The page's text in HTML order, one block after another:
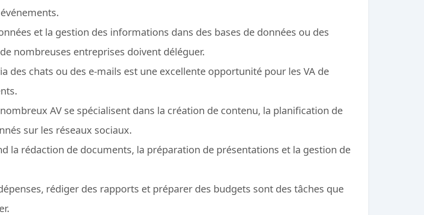
et la gestion des informations dans des bases de données ou des
nombreuses entreprises doivent déléguer.
des chats ou des e-mails est une excellente opportunité pour les VA de
AV se spécialisent dans la création de contenu, la planification de
sur les réseaux sociaux.
la rédaction de documents, la préparation de présentations et la gestion de
rédiger des rapports et préparer des budgets sont des tâches que